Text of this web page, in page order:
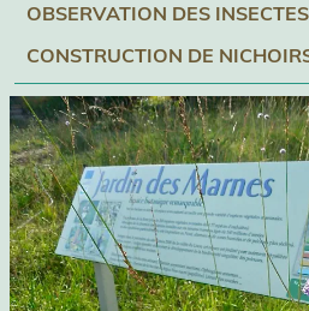
OBSERVATION DES INSECTES
CONSTRUCTION DE